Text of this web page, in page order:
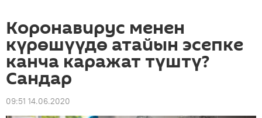
Коронавирус менен
күрөшүүдө атайын эсепке
канча каражат түштү?
Сандар
09:51 14.06.2020